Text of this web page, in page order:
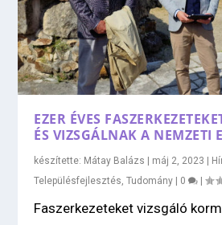
EZER ÉVES
ÉS VIZSGÁLNAK A NEMZETI
készítette: Mátay Balázs | máj 2, 2023 |
Településfejlesztés ,Tudomány | 0 |
Faszerkezeteket vizsgáló